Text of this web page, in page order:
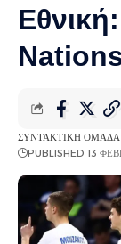
ΣΥΝΤΑΚΤΙΚΉ ΟΜΆΔΑ
PUBLISHED 13